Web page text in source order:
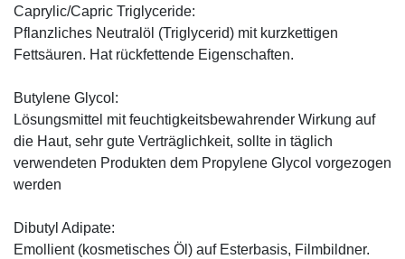
Caprylic/Capric Triglyceride:
Pflanzliches Neutralöl (Triglycerid) mit kurzkettigen
Fettsäuren. Hat rückfettende Eigenschaften.
Butylene Glycol:
Lösungsmittel mit feuchtigkeitsbewahrender Wirkung auf
die Haut, sehr gute Verträglichkeit, sollte in täglich
verwendeten Produkten dem Propylene Glycol vorgezogen
werden
Dibutyl Adipate:
Emollient (kosmetisches Öl) auf Esterbasis, Filmbildner.